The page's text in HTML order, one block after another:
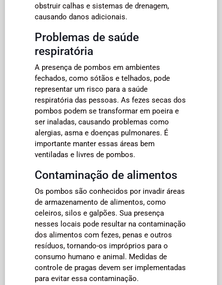
obstruir calhas e sistemas de drenagem,
causando danos adicionais.
Problemas de saúde
respiratória
A presença de pombos em ambientes
fechados, como sótãos e telhados, pode
representar um risco para a saúde
respiratória das pessoas. As fezes secas dos
pombos podem se transformar em poeira e
ser inaladas, causando problemas como
alergias, asma e doenças pulmonares. É
importante manter essas áreas bem
ventiladas e livres de pombos.
Contaminação de alimentos
Os pombos são conhecidos por invadir áreas
de armazenamento de alimentos, como
celeiros, silos e galpões. Sua presença
nesses locais pode resultar na contaminação
dos alimentos com fezes, penas e outros
resíduos, tornando-os impróprios para o
consumo humano e animal. Medidas de
controle de pragas devem ser implementadas
para evitar essa contaminação.